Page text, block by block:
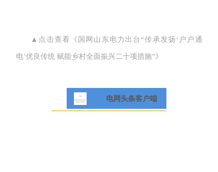
▲点击查看《国网山东电力出台“传承发扬‘户户通
电’优良传统 赋能乡村全面振兴二十项措施”》
电网头条客户端